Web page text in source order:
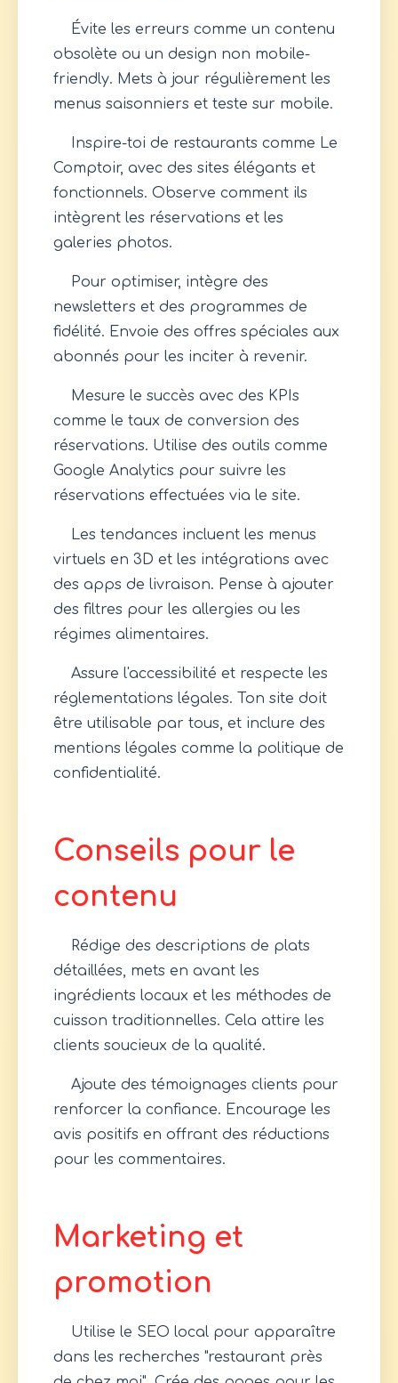
Évite les erreurs comme un contenu
obsolète ou un design non mobile-
friendly. Mets à jour régulièrement les
menus saisonniers et teste sur mobile.
Inspire-toi de restaurants comme Le
Comptoir, avec des sites élégants et
fonctionnels. Observe comment ils
intègrent les réservations et les
galeries photos.
Pour optimiser, intègre des
newsletters et des programmes de
fidélité. Envoie des offres spéciales aux
abonnés pour les inciter à revenir.
Mesure le succès avec des KPIs
comme le taux de conversion des
réservations. Utilise des outils comme
Google Analytics pour suivre les
réservations effectuées via le site.
Les tendances incluent les menus
virtuels en 3D et les intégrations avec
des apps de livraison. Pense à ajouter
des filtres pour les allergies ou les
régimes alimentaires.
Assure l'accessibilité et respecte les
réglementations légales. Ton site doit
être utilisable par tous, et inclure des
mentions légales comme la politique de
confidentialité.
Conseils pour le
contenu
Rédige des descriptions de plats
détaillées, mets en avant les
ingrédients locaux et les méthodes de
cuisson traditionnelles. Cela attire les
clients soucieux de la qualité.
Ajoute des témoignages clients pour
renforcer la confiance. Encourage les
avis positifs en offrant des réductions
pour les commentaires.
Marketing et
promotion
Utilise le SEO local pour apparaître
dans les recherches "restaurant près